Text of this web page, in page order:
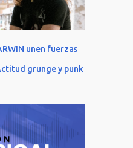
unen fuerzas
grunge y punk